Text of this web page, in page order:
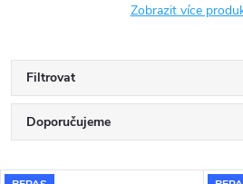
Zobrazit více
Filtrovat
Ř
a
Doporučujeme